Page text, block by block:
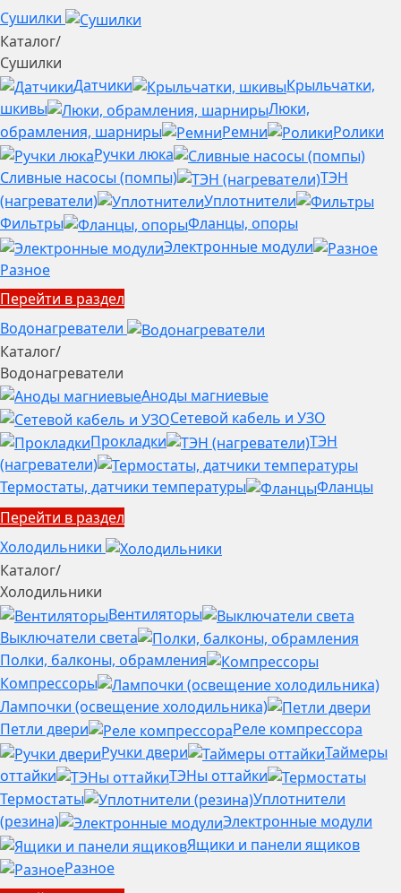
Сушилки
Каталог/
Сушилки
Датчики
Крыльчатки,
шкивы
Люки,
обрамления, шарниры
Ремни
Ролики
Ручки люка
Сливные насосы (помпы)
ТЭН
(нагреватели)
Уплотнители
Фильтры
Фланцы, опоры
Электронные модули
Разное
Перейти в раздел
Водонагреватели
Каталог/
Водонагреватели
Аноды магниевые
Сетевой кабель и УЗО
Прокладки
ТЭН
(нагреватели)
Термостаты, датчики температуры
Фланцы
Перейти в раздел
Холодильники
Каталог/
Холодильники
Вентиляторы
Выключатели света
Полки, балконы, обрамления
Компрессоры
Лампочки (освещение холодильника)
Петли двери
Реле компрессора
Ручки двери
Таймеры
оттайки
ТЭНы оттайки
Термостаты
Уплотнители
(резина)
Электронные модули
Ящики и панели ящиков
Разное